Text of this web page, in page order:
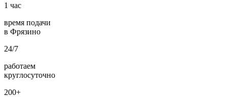
1 час
время подачи
в Фрязино
24/7
работаем
круглосуточно
200+